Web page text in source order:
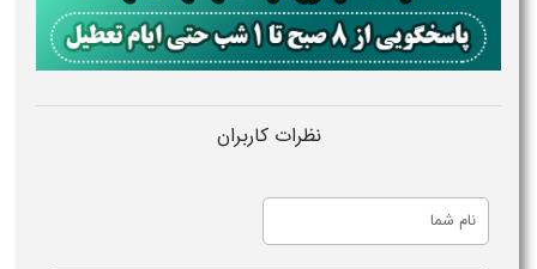
نظرات کاربران